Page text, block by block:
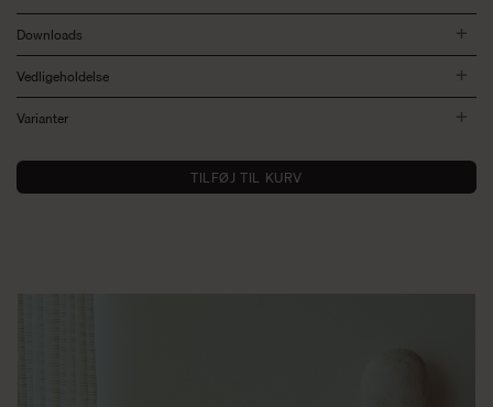
Downloads
Vedligeholdelse
Varianter
TILFØJ TIL KURV